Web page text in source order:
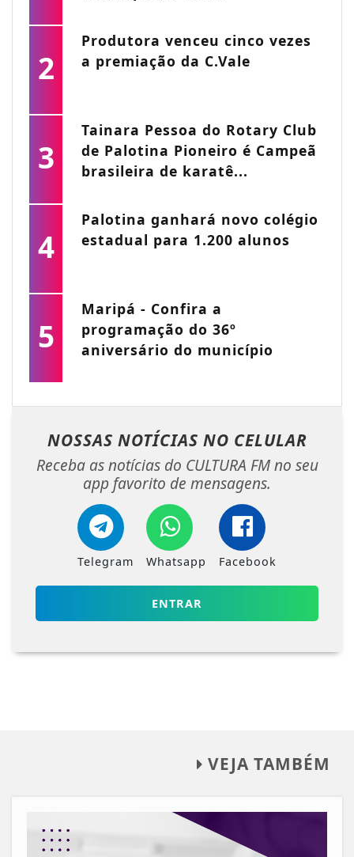
2
Produtora venceu cinco vezes
a premiação da C.Vale
3
Tainara Pessoa do Rotary Club
de Palotina Pioneiro é Campeã
brasileira de karatê...
4
Palotina ganhará novo colégio
estadual para 1.200 alunos
5
Maripá - Confira a
programação do 36º
aniversário do município
NOSSAS NOTÍCIAS NO CELULAR
Receba as notícias do CULTURA FM no seu
app favorito de mensagens.
Telegram Whatsapp Facebook
ENTRAR
VEJA TAMBÉM